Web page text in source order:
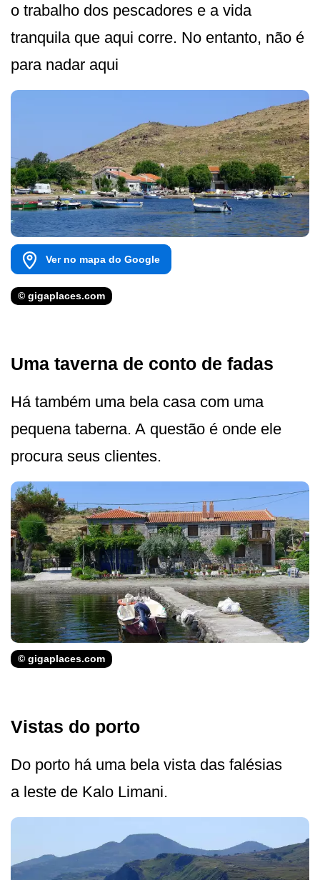
o trabalho dos pescadores e a vida
tranquila que aqui corre. No entanto, não é
para nadar aqui
Ver no mapa do Google
© gigaplaces.com
Uma taverna de conto de fadas
Há também uma bela casa com uma
pequena taberna. A questão é onde ele
procura seus clientes.
© gigaplaces.com
Vistas do porto
Do porto há uma bela vista das falésias
a leste de Kalo Limani.